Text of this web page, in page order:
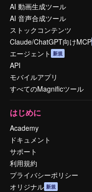
AI 動画生成ツール
AI 音声合成ツール
ストックコンテンツ
Claude/ChatGPT向けMCP
エージェント 新規
API
モバイルアプリ
すべてのMagnificツール
はじめに
Academy
ドキュメント
サポート
利用規約
プライバシーポリシー
オリジナル 新規